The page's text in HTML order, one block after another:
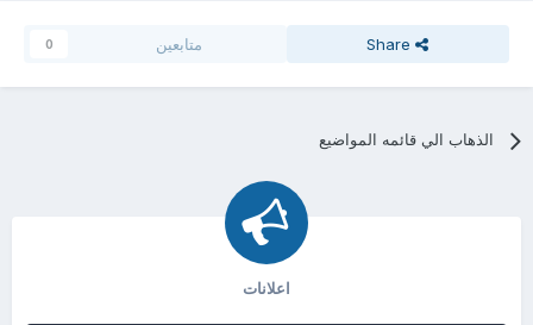
Share متابعين 0
الذهاب الي قائمه المواضيع
اعلانات